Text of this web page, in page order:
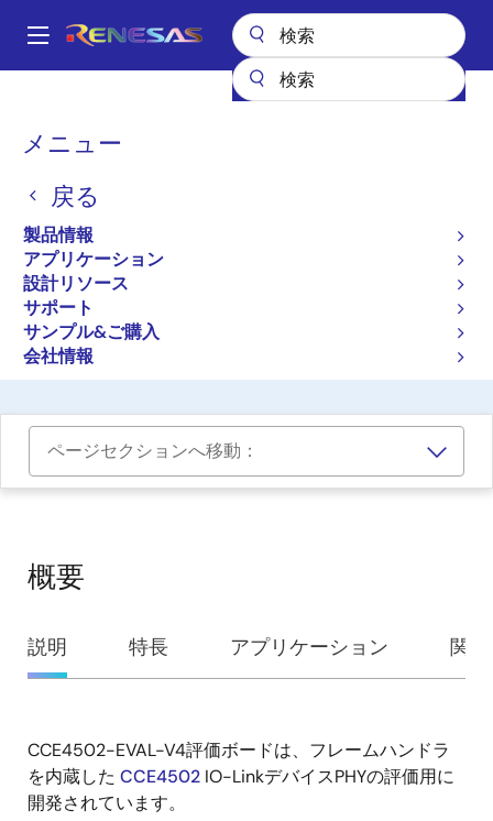
ン
Main
メニュー
戻る
製品情報
アプリケーション
設計リソース
サポート
サンプル&ご購入
会社情報
パ
く
ず
CCE4502-EVAL-V4
フレームハンドラ内蔵IO-
Link Device PHY 評価ボー
ド
CCE4502-EVAL-V4
ページセクションへ移動：
概要
概
要
説明 特長 アプリケーション 関
説
明
CCE4502-EVAL-V4評価ボードは、フレームハンドラ
を内蔵した CCE4502 IO-LinkデバイスPHYの評価用に
開発されています。